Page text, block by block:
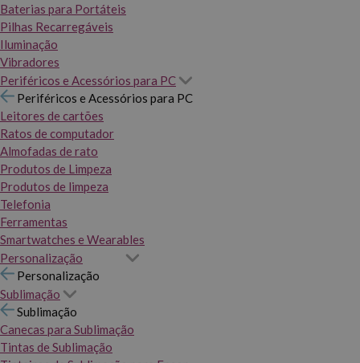
Baterias para Portáteis
Pilhas Recarregáveis
Iluminação
Vibradores
Periféricos e Acessórios para PC
Periféricos e Acessórios para PC
Leitores de cartões
Ratos de computador
Almofadas de rato
Produtos de Limpeza
Produtos de limpeza
Telefonia
Ferramentas
Smartwatches e Wearables
Personalização
Personalização
Sublimação
Sublimação
Canecas para Sublimação
Tintas de Sublimação